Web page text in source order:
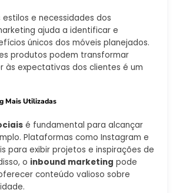
e necessidades dos
ajuda a identificar e
únicos dos móveis planejados.
produtos podem transformar
às expectativas dos clientes é um
Mais Utilizadas
é fundamental para alcançar
Plataformas como Instagram e
para exibir projetos e inspirações de
o inbound marketing pode
conteúdo valioso sobre